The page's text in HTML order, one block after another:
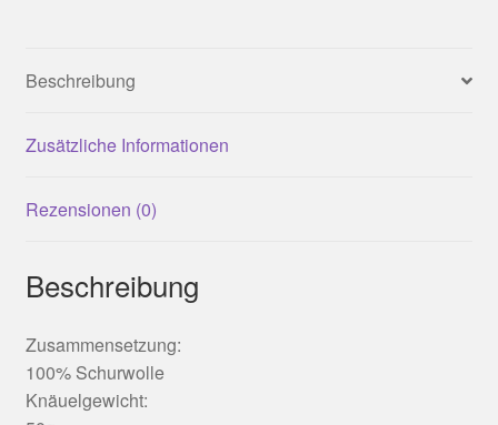
Beschreibung
Zusätzliche Informationen
Rezensionen (0)
Beschreibung
Zusammensetzung:
100% Schurwolle
Knäuelgewicht: